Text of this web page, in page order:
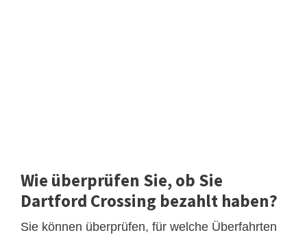
Wie überprüfen Sie, ob Sie
Dartford Crossing bezahlt haben?
Sie können überprüfen, für welche Überfahrten